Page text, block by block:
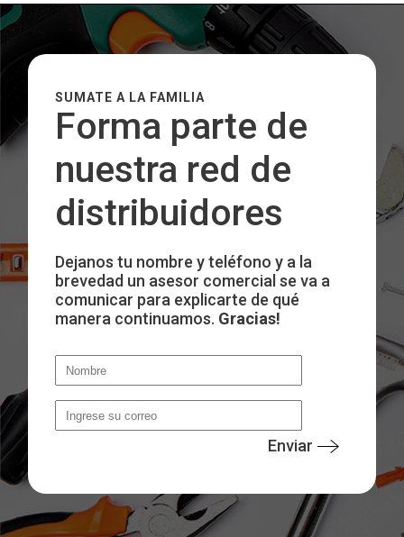
SUMATE A LA FAMILIA
Forma parte de
nuestra red de
distribuidores
Dejanos tu nombre y teléfono y a la
brevedad un asesor comercial se va a
comunicar para explicarte de qué
manera continuamos. Gracias!
Enviar